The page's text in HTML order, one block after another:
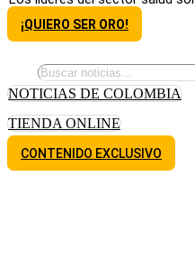
¡QUIERO SER ORO!
NOTICIAS DE COLOMBIA
TIENDA ONLINE
CONTENIDO EXCLUSIVO